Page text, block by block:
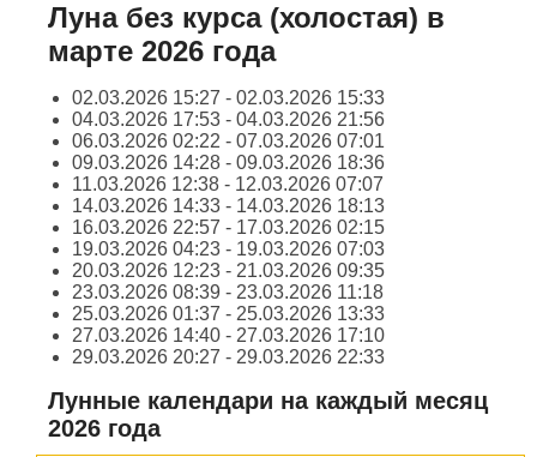
Луна без курса (холостая) в
марте 2026 года
02.03.2026 15:27 - 02.03.2026 15:33
04.03.2026 17:53 - 04.03.2026 21:56
06.03.2026 02:22 - 07.03.2026 07:01
09.03.2026 14:28 - 09.03.2026 18:36
11.03.2026 12:38 - 12.03.2026 07:07
14.03.2026 14:33 - 14.03.2026 18:13
16.03.2026 22:57 - 17.03.2026 02:15
19.03.2026 04:23 - 19.03.2026 07:03
20.03.2026 12:23 - 21.03.2026 09:35
23.03.2026 08:39 - 23.03.2026 11:18
25.03.2026 01:37 - 25.03.2026 13:33
27.03.2026 14:40 - 27.03.2026 17:10
29.03.2026 20:27 - 29.03.2026 22:33
Лунные календари на каждый месяц
2026 года